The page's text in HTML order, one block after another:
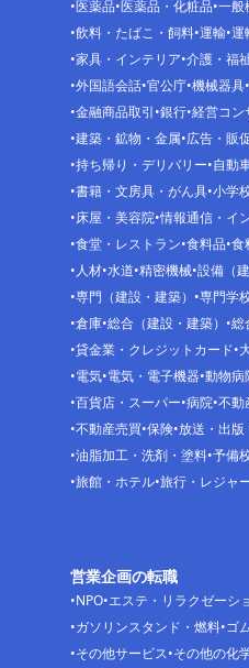
医薬品 医薬品・化粧品 一般
飲料・たばこ・飼料 運輸 運
家具・インテリア 介護・福
外国語会話 官公庁 機械器具
金融商品取引 銀行 経営コン
建築・鉱物・金属 広告・販
持ち帰り・デリバリー 自動
書籍・文房具・がん具 小学
床屋・美容院 情報通信・イ
食堂・レストラン 食料品 食
人材 水道 精密機械 設備（
専門（建設・建築）
専門学
倉庫 総合（建設・建築）
総
貸金業・クレジットカード
電気 電気・電子機器 動物病
百貨店・スーパー 病院 不動
不動産売買 保険 放送・出版
油脂加工・洗剤・塗料 予備
旅館・ホテル 旅行・レジャ
営業企画の転職
NPO エステ・リラクゼーシ
ガソリンスタンド・燃料 ゴ
その他サービス その他の化